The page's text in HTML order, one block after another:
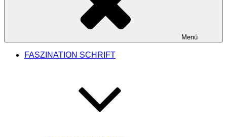
Menü
FASZINATION SCHRIFT